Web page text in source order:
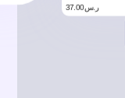
ر.س37.00